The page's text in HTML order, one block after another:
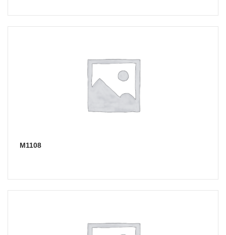
М1108